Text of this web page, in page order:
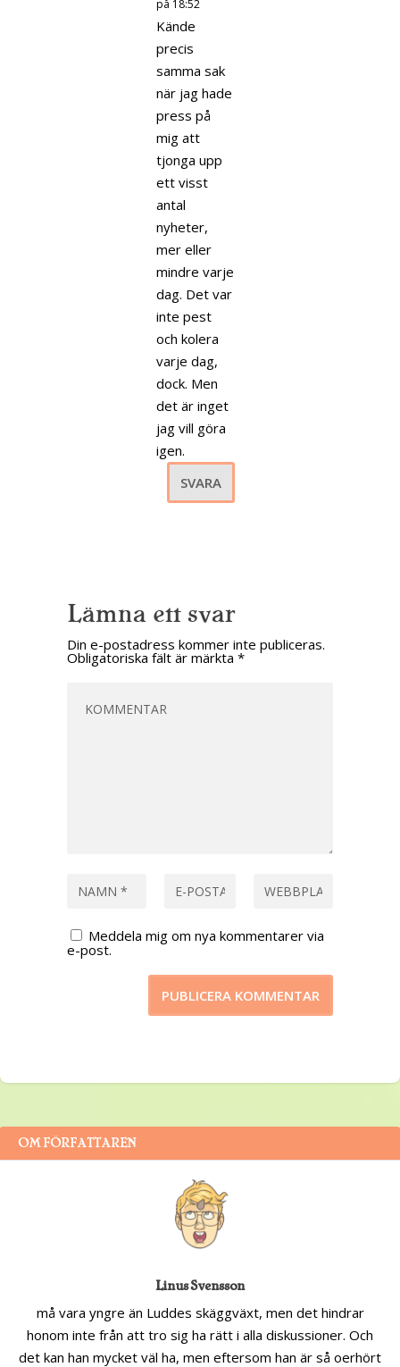
på 18:52
Kände
precis
samma sak
när jag hade
press på
mig att
tjonga upp
ett visst
antal
nyheter,
mer eller
mindre varje
dag. Det var
inte pest
och kolera
varje dag,
dock. Men
det är inget
jag vill göra
igen.
SVARA
Lämna ett svar
Din e-postadress kommer inte publiceras.
Obligatoriska fält är märkta *
Meddela mig om nya kommentarer via
e-post.
OM FÖRFATTAREN
Linus Svensson
må vara yngre än Luddes skäggväxt, men det hindrar
honom inte från att tro sig ha rätt i alla diskussioner. Och
det kan han mycket väl ha, men eftersom han är så oerhört